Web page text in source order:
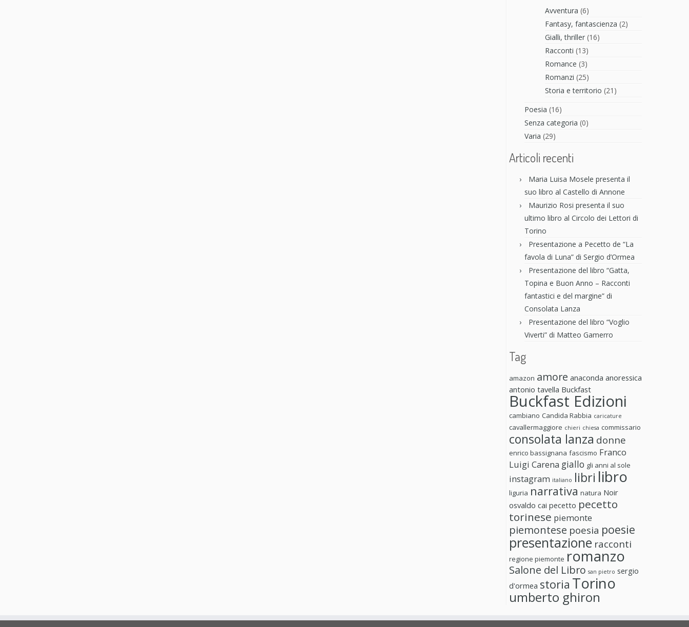
Avventura (6)
Fantasy, fantascienza (2)
Gialli, thriller (16)
Racconti (13)
Romance (3)
Romanzi (25)
Storia e territorio (21)
Poesia (16)
Senza categoria (0)
Varia (29)
Articoli recenti
Maria Luisa Mosele presenta il
suo libro al Castello di Annone
Maurizio Rosi presenta il suo
ultimo libro al Circolo dei Lettori di
Torino
Presentazione a Pecetto de “La
favola di Luna” di Sergio d’Ormea
Presentazione del libro “Gatta,
Topina e Buon Anno – Racconti
fantastici e del margine” di
Consolata Lanza
Presentazione del libro “Voglio
Viverti” di Matteo Gamerro
Tag
amazon amore anaconda anoressica
antonio tavella Buckfast
Buckfast Edizioni
cambiano Candida Rabbia caricature
cavallermaggiore chieri chiesa commissario
consolata lanza donne
enrico bassignana fascismo Franco
Luigi Carena giallo gli anni al sole
instagram italiano libri libro
liguria narrativa natura Noir
osvaldo cai pecetto pecetto
torinese piemonte
piemontese poesia poesie
presentazione racconti
regione piemonte romanzo
Salone del Libro san pietro sergio
d'ormea storia Torino
umberto ghiron